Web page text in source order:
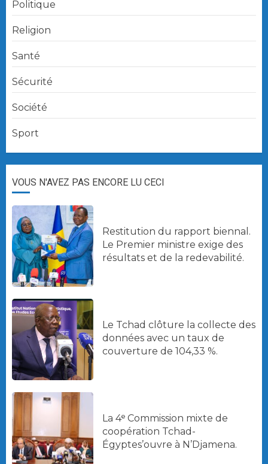
Politique
Religion
Santé
Sécurité
Société
Sport
VOUS N'AVEZ PAS ENCORE LU CECI
Restitution du rapport biennal.
Le Premier ministre exige des
résultats et de la redevabilité.
Le Tchad clôture la collecte des
données avec un taux de
couverture de 104,33 %.
La 4ᵉ Commission mixte de
coopération Tchad-
Égyptes’ouvre à N’Djamena.